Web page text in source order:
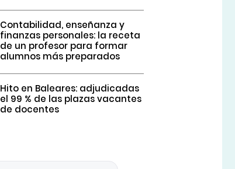
Contabilidad, enseñanza y
finanzas personales: la receta
de un profesor para formar
alumnos más preparados
Hito en Baleares: adjudicadas
el 99 % de las plazas vacantes
de docentes